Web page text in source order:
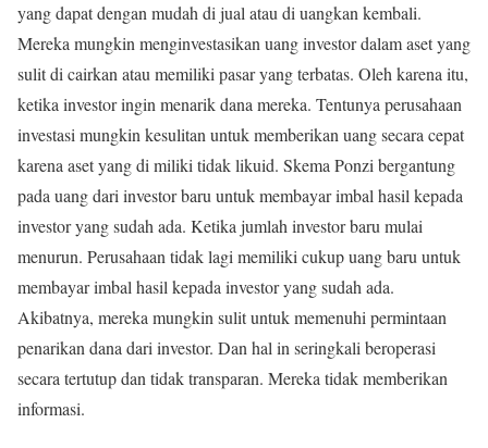
yang dapat dengan mudah di jual atau di uangkan kembali.
Mereka mungkin menginvestasikan uang investor dalam aset yang
sulit di cairkan atau memiliki pasar yang terbatas. Oleh karena itu,
ketika investor ingin menarik dana mereka. Tentunya perusahaan
investasi mungkin kesulitan untuk memberikan uang secara cepat
karena aset yang di miliki tidak likuid. Skema Ponzi bergantung
pada uang dari investor baru untuk membayar imbal hasil kepada
investor yang sudah ada. Ketika jumlah investor baru mulai
menurun. Perusahaan tidak lagi memiliki cukup uang baru untuk
membayar imbal hasil kepada investor yang sudah ada.
Akibatnya, mereka mungkin sulit untuk memenuhi permintaan
penarikan dana dari investor. Dan hal in seringkali beroperasi
secara tertutup dan tidak transparan. Mereka tidak memberikan
informasi.